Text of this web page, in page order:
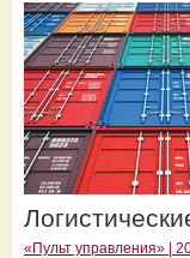
«Пульт управления» |